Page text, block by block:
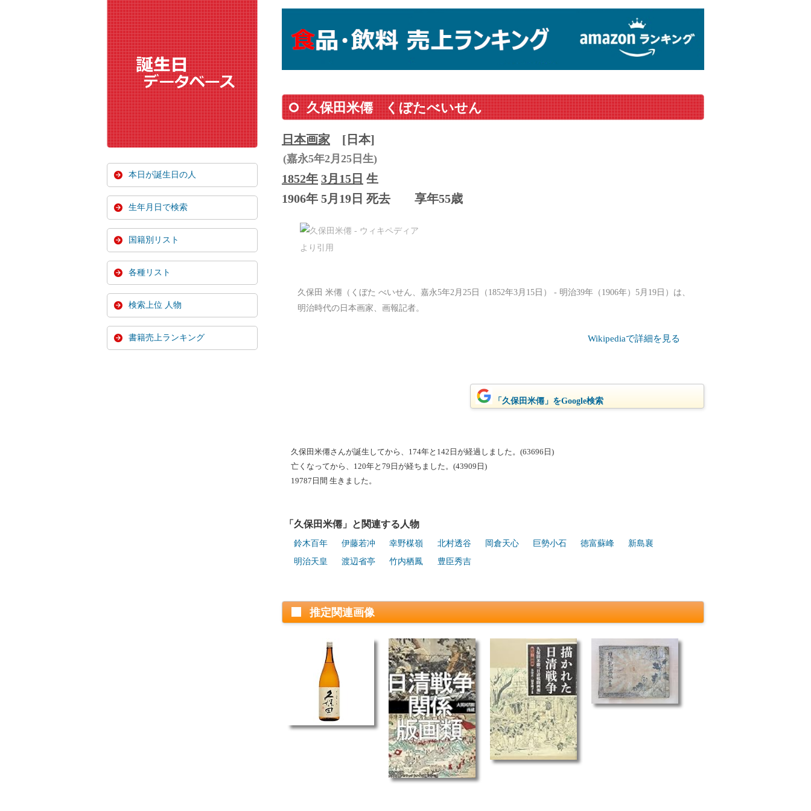
久保田米僊 くぼたべいせん
日本画家 [日本]
(嘉永5年2月25日生)
1852年 3月15日 生
1906年 5月19日 死去
享年55歳
久保田 米僊（くぼた べいせん、嘉永5年2月25日（1852年3月15日） - 明治39年（1906年）5月19日）は、
明治時代の日本画家、画報記者。
Wikipediaで詳細を見る
「久保田米僊」をGoogle検索
久保田米僊さんが誕生してから、174年と142日が経過しました。(63696日)
亡くなってから、120年と79日が経ちました。(43909日)
19787日間 生きました。
「久保田米僊」と関連する人物
鈴木百年 伊藤若冲 幸野楳嶺 北村透谷 岡倉天心 巨勢小石 徳富蘇峰
新島襄
明治天皇
渡辺省亭 竹内栖鳳 豊臣秀吉
推定関連画像
本日が誕生日の人
生年月日で検索
国籍別リスト
各種リスト
検索上位 人物
書籍売上ランキング